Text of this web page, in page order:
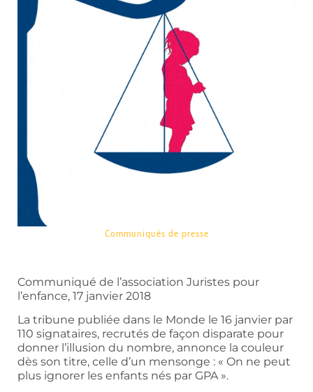
Communiqués de presse
Communiqué de l’association Juristes pour
l’enfance, 17 janvier 2018
La tribune publiée dans le Monde le 16 janvier par
110 signataires, recrutés de façon disparate pour
donner l’illusion du nombre, annonce la couleur
dès son titre, celle d’un mensonge : « On ne peut
plus ignorer les enfants nés par GPA ».